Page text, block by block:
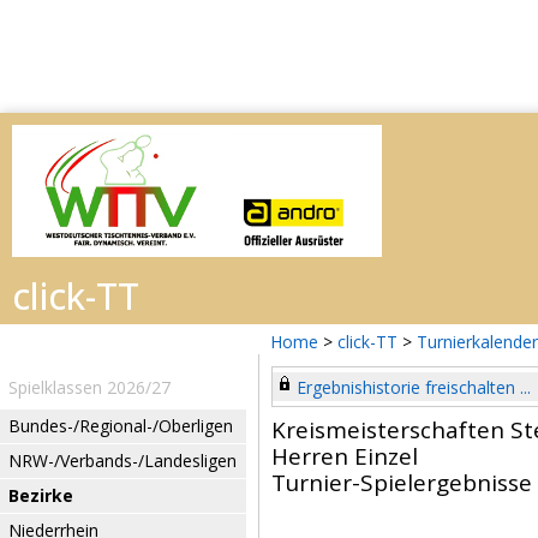
Home > click-TT > Turnierkalender
Spielklassen 2026/27
Bundes-/Regional-/Oberligen
NRW-/Verbands-/Landesligen
Bezirke
Niederrhein
Ergebnishistorie freischalten ...
Kreismeisterschaften
Herren Einzel
Turnier-Spielergebnisse